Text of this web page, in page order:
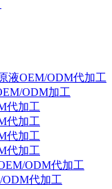
液OEM/ODM代加工
ODM加工
代加工
代加工
代加工
代加工
ODM代加工
代加工